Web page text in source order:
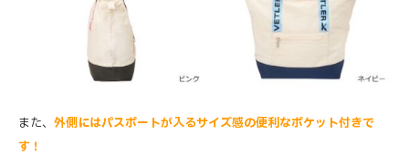
また、 外側にはパスポートが入るサイズ感の便利なポケット付きで
す！